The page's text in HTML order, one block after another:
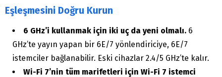
Eşleşmesini Doğru Kurun
6 GHz’i kullanmak için iki uç da yeni olmalı. 6
GHz’te yayın yapan bir 6E/7 yönlendiriciye, 6E/7
istemciler bağlanabilir. Eski cihazlar 2.4/5 GHz’te kalır.
Wi-Fi 7’nin tüm marifetleri için Wi-Fi 7 istemci